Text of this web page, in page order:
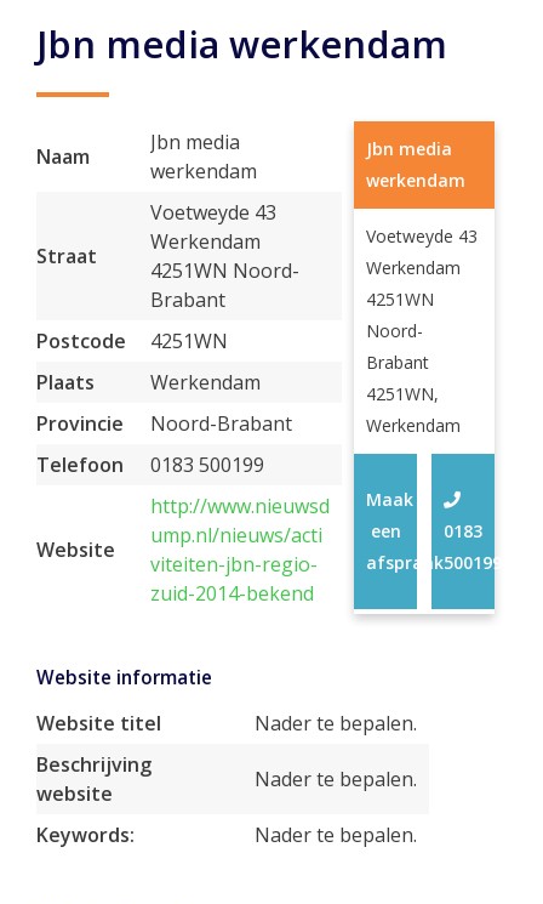
Jbn media werkendam
Naam
Jbn media
werkendam
Straat
Voetweyde 43
Werkendam
4251WN Noord-
Brabant
Postcode
4251WN
Plaats
Werkendam
Provincie
Noord-Brabant
Telefoon
0183 500199
Website
http://www.nieuwsd
ump.nl/nieuws/acti
viteiten-jbn-regio-
zuid-2014-bekend
Jbn media
werkendam
Voetweyde 43
Werkendam
4251WN
Noord-
Brabant
4251WN,
Werkendam
0183
500199
Maak
een
afspraak
Website informatie
Website titel
Nader te bepalen.
Beschrijving
website
Nader te bepalen.
Keywords: Nader te bepalen.